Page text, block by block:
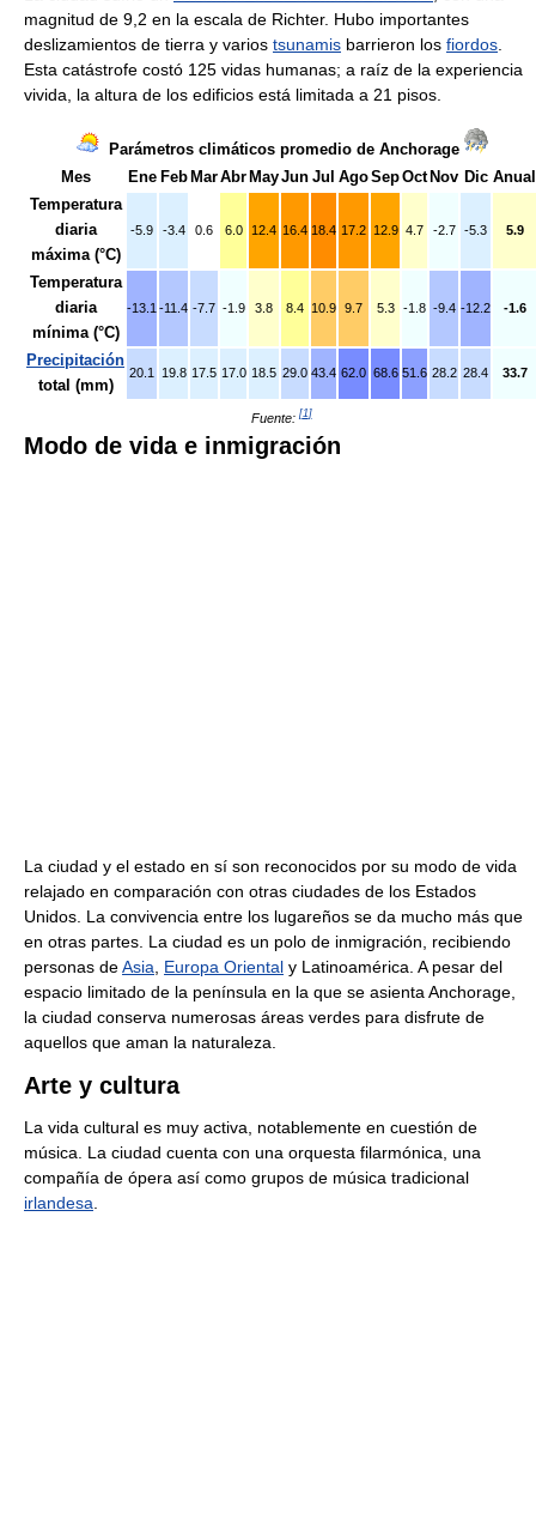
magnitud de 9,2 en la escala de Richter. Hubo importantes
deslizamientos de tierra y varios tsunamis barrieron los fiordos
Esta catástrofe costó 125 vidas humanas; a raíz de la experiencia
vivida, la altura de los edificios está limitada a 21 pisos.
Parámetros climáticos promedio de Anchorage
Mes
Ene Feb MarAbr MayJun Jul AgoSepOct Nov Dic Anual
Temperatura
diaria
máxima (°C)
-5.9 -3.4 0.6 6.0 12.4 16.4 18.4 17.2 12.9 4.7 -2.7 -5.3 5.9
Temperatura
diaria
mínima (°C)
-13.1 -11.4 -7.7 -1.9 3.8 8.4 10.9 9.7 5.3 -1.8 -9.4 -12.2 -1.6
Precipitación
total (mm)
20.1 19.8 17.5 17.0 18.5 29.0 43.4 62.0 68.6 51.6 28.2 28.4 33.7
Fuente: [1]
Modo de vida e inmigración
La ciudad y el estado en sí son reconocidos por su modo de vida
relajado en comparación con otras ciudades de los Estados
Unidos. La convivencia entre los lugareños se da mucho más que
en otras partes. La ciudad es un polo de inmigración, recibiendo
personas deAsia Europa Oriental y Latinoamérica. A pesar del
espacio limitado de la península en la que se asienta Anchorage,
la ciudad conserva numerosas áreas verdes para disfrute de
aquellos que aman la naturaleza.
Arte y cultura
La vida cultural es muy activa, notablemente en cuestión de
música. La ciudad cuenta con una orquesta filarmónica, una
compañía de ópera así como grupos de música tradicional
irlandesa